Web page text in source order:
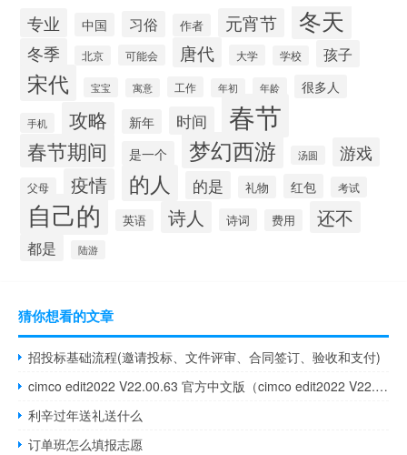
专业 中国 习俗 作者 元宵节 冬天
冬季 北京 可能会 唐代 大学 学校 孩子
宋代 宝宝 寓意 工作 年初 年龄 很多人
手机 攻略 新年 时间 春节
春节期间 是一个 梦幻西游 汤圆 游戏
父母 疫情 的人 的是 礼物 红包 考试
自己的 英语 诗人 诗词 费用 还不
都是 陆游
猜你想看的文章
招投标基础流程(邀请投标、文件评审、合同签订、验收和支付)
cimco edit2022 V22.00.63 官方中文版（cimco edit2022 V22.00.63 官方中文版功能简介）
利辛过年送礼送什么
订单班怎么填报志愿